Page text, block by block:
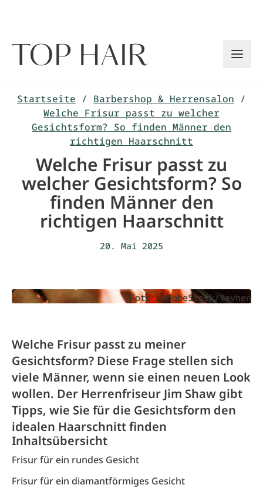
Startseite / Barbershop & Herrensalon /
Welche Frisur passt zu welcher
Gesichtsform? So finden Männer den
richtigen Haarschnitt
Welche Frisur passt zu
welcher Gesichtsform? So
finden Männer den
richtigen Haarschnitt
20. Mai 2025
Foto: AdobeStock/Yevhen
Welche Frisur passt zu meiner
Gesichtsform? Diese Frage stellen sich
viele Männer, wenn sie einen neuen Look
wollen. Der Herrenfriseur Jim Shaw gibt
Tipps, wie Sie für die Gesichtsform den
idealen Haarschnitt finden
Inhaltsübersicht
Frisur für ein rundes Gesicht
Frisur für ein diamantförmiges Gesicht